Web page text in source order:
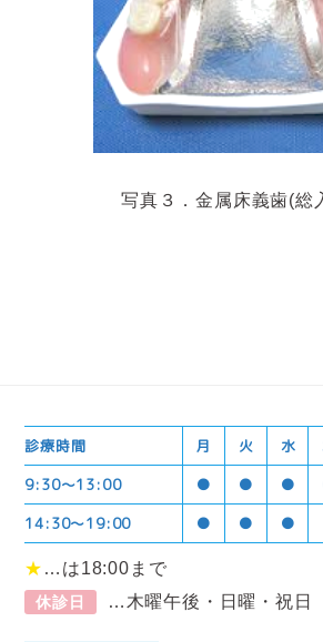
写真３．金属床義歯(総
診療時間 月 火 水
9:30〜13:00
● ● ●
14:30〜19:00
● ● ●
★ …は18:00まで
休診日 …木曜午後・日曜・祝日